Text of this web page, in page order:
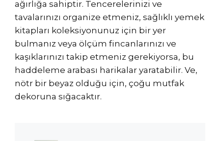
ağırlığa sahiptir. Tencerelerinizi ve
tavalarınızı organize etmeniz, sağlıklı yemek
kitapları koleksiyonunuz için bir yer
bulmanız veya ölçüm fincanlarınızı ve
kaşıklarınızı takip etmeniz gerekiyorsa, bu
haddeleme arabası harikalar yaratabilir. Ve,
nötr bir beyaz olduğu için, çoğu mutfak
dekoruna sığacaktır.